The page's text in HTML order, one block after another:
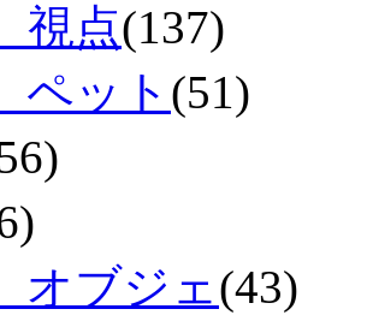
視点(137)
ペット (51)
オブジェ(43)